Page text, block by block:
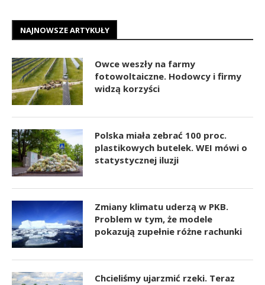
NAJNOWSZE ARTYKUŁY
Owce weszły na farmy
fotowoltaiczne. Hodowcy i firmy
widzą korzyści
Polska miała zebrać 100 proc.
plastikowych butelek. WEI mówi o
statystycznej iluzji
Zmiany klimatu uderzą w PKB.
Problem w tym, że modele
pokazują zupełnie różne rachunki
Chcieliśmy ujarzmić rzeki. Teraz